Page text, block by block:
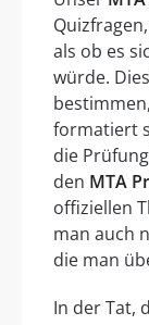
als ob es
würde.
formatiert
die
den MTA
offiziellen
man auch
die man
In der Tat,